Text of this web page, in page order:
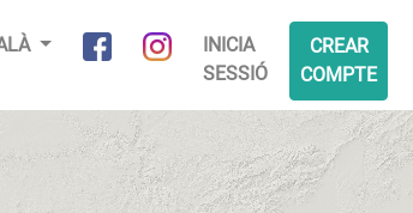
INICIA
SESSIÓ
CREAR
COMPTE